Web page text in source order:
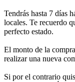
Tendrás hasta 7 días
locales. Te recuerdo
perfecto estado.
El monto de la
realizar una nueva
Si por el contrario